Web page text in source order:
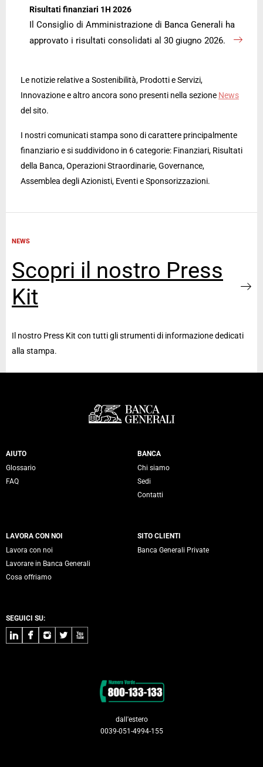
Risultati finanziari 1H 2026
Il Consiglio di Amministrazione di Banca Generali ha
approvato i risultati consolidati al 30 giugno 2026.
Le notizie relative a Sostenibilità, Prodotti e Servizi,
Innovazione e altro ancora sono presenti nella sezione News
del sito.
I nostri comunicati stampa sono di carattere principalmente
finanziario e si suddividono in 6 categorie: Finanziari, Risultati
della Banca, Operazioni Straordinarie, Governance,
Assemblea degli Azionisti, Eventi e Sponsorizzazioni.
NEWS
Scopri il nostro Press
Kit
Il nostro Press Kit con tutti gli strumenti di informazione dedicati
alla stampa.
Servizi Banca Generali
AIUTO
Glossario
FAQ
BANCA
Chi siamo
Sedi
Contatti
LAVORA CON NOI
Lavora con noi
Lavorare in Banca Generali
Cosa offriamo
SITO CLIENTI
Banca Generali Private
SEGUICI SU:
LinkedInFacebook
Instagram
TwitterYoutube
dall'estero
0039-051-4994-155